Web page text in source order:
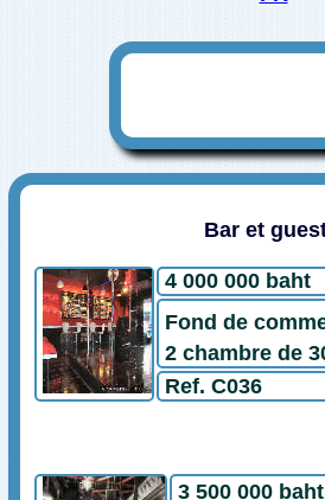
Bar et
4 000 000 baht
Fond de
2 chambre de
Ref. C036
3 500 000